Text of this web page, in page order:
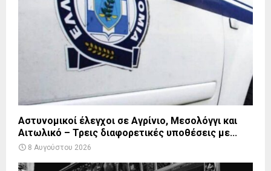
Αστυνομικοί έλεγχοι σε Αγρίνιο, Μεσολόγγι και
Αιτωλικό – Τρεις διαφορετικές υποθέσεις με...
8 Αυγούστου 2026